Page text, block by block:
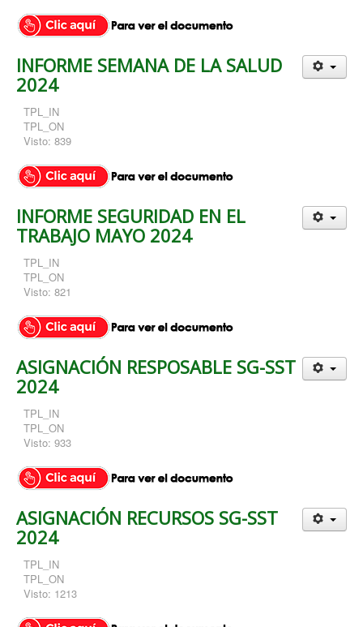
INFORME SEMANA DE LA SALUD
2024
TPL_IN
TPL_ON
Visto: 839
INFORME SEGURIDAD EN EL
TRABAJO MAYO 2024
TPL_IN
TPL_ON
Visto: 821
ASIGNACIÓN RESPOSABLE SG-SST
2024
TPL_IN
TPL_ON
Visto: 933
ASIGNACIÓN RECURSOS SG-SST
2024
TPL_IN
TPL_ON
Visto: 1213